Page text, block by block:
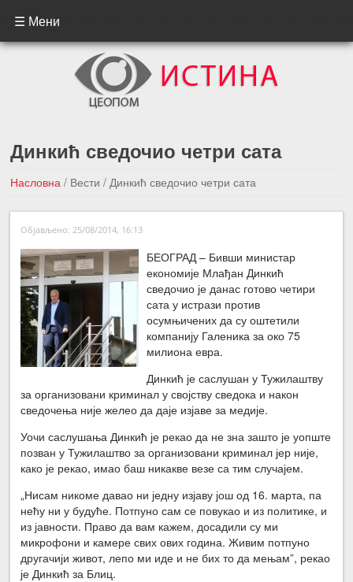
☰ Мени
Динкић сведочио четри сата
Насловна / Вести/ Динкић сведочио четри сата
←Претходна вест
Следећа вест →
Објављено: 25/08/2014, 16:13
БЕОГРАД – Бивши министар
економије Млађан Динкић
сведочио је данас готово четири
сата у истрази против
осумњичених да су оштетили
компанију Галеника за око 75
милиона евра.
Динкић је саслушан у Тужилаштву
за организовани криминал у својству сведока и након
сведочења није желео да даје изјаве за медије.
Уочи саслушања Динкић је рекао да не зна зашто је уопште
позван у Тужилаштво за организовани криминал јер није,
како је рекао, имао баш никакве везе са тим случајем.
„Нисам никоме давао ни једну изјаву још од 16. марта, па
нећу ни у будуће. Потпуно сам се повукао и из политике, и
из јавности. Право да вам кажем, досадили су ми
микрофони и камере свих ових година. Живим потпуно
другачији живот, лепо ми иде и не бих то да мењам”, рекао
је Динкић за Блиц.